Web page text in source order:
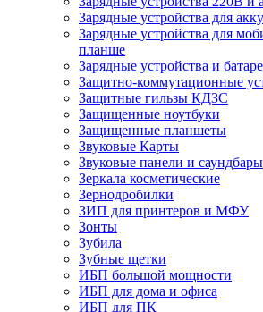
Зарядные устройства для
Зарядные устройства для
планше
Зарядные устройства и
Защитно-коммутационные
Защитные гильзы КДЗС
Защищенные ноутбуки
Защищенные планшеты
Звуковые Карты
Звуковые панели и саундбары
Зеркала косметические
Зернодробилки
ЗИП для принтеров и МФУ
Зонты
Зубила
Зубные щетки
ИБП большой мощности
ИБП для дома и офиса
ИБП для ПК